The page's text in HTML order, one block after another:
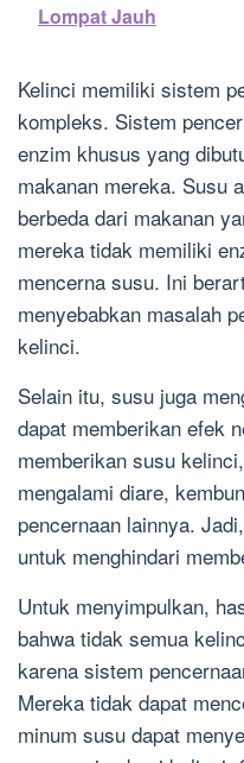
Lompat Jauh
Kelinci memiliki sistem
kompleks. Sistem
enzim khusus yang
makanan mereka. Susu
berbeda dari makanan
mereka tidak memiliki
mencerna susu. Ini
menyebabkan masalah
kelinci.
Selain itu, susu juga
dapat memberikan efek
memberikan susu
mengalami diare,
pencernaan lainnya.
untuk menghindari
Untuk menyimpulkan,
bahwa tidak semua
karena sistem
Mereka tidak dapat
minum susu dapat